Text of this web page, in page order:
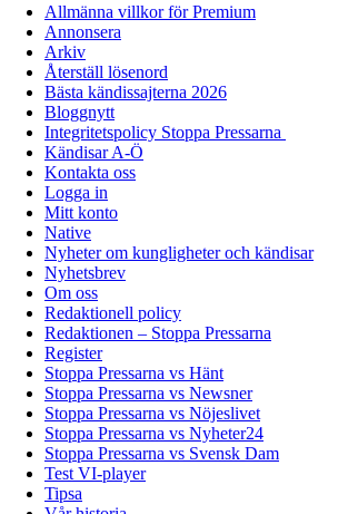
Allmänna villkor för Premium
Annonsera
Arkiv
Återställ lösenord
Bästa kändissajterna 2026
Bloggnytt
Integritetspolicy Stoppa Pressarna
Kändisar A-Ö
Kontakta oss
Logga in
Mitt konto
Native
Nyheter om kungligheter och kändisar
Nyhetsbrev
Om oss
Redaktionell policy
Redaktionen – Stoppa Pressarna
Register
Stoppa Pressarna vs Hänt
Stoppa Pressarna vs Newsner
Stoppa Pressarna vs Nöjeslivet
Stoppa Pressarna vs Nyheter24
Stoppa Pressarna vs Svensk Dam
Test VI-player
Tipsa